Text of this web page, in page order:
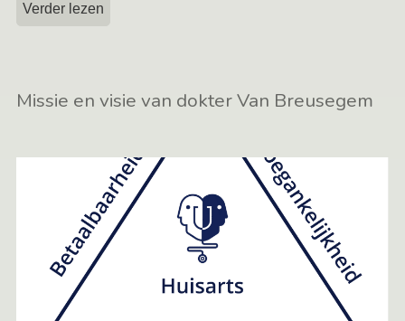
Verder lezen
Missie en visie van dokter Van Breusegem